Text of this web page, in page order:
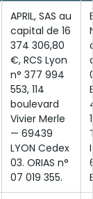
APRIL, SAS au
capital de 16
374 306,80
€, RCS Lyon
n° 377 994
553, 114
boulevard
Vivier Merle
— 69439
LYON Cedex
03. ORIAS n°
07 019 355.